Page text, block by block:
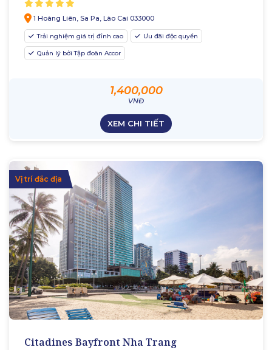
1 Hoàng Liên, Sa Pa, Lào Cai 033000
Trải nghiệm giá trị đỉnh cao Ưu đãi độc quyền
Quản lý bởi Tập đoàn Accor
1,400,000
VNĐ
XEM CHI TIẾT
Vị trí đắc địa
Citadines Bayfront Nha Trang